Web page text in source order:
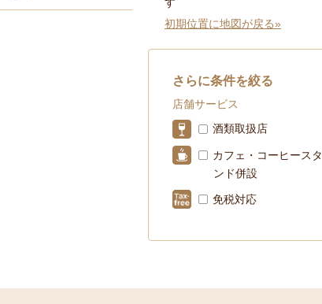
す
初期位置に地図が戻る»
さらに条件を絞る
店舗サービス
酒類取扱店
カフェ・コーヒースタ
ンド併設
免税対応